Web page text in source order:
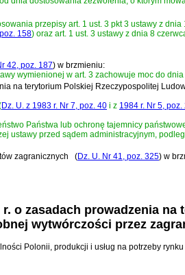
przepisy art. 1 ust. 3 pkt 3 ustawy z
158) oraz art. 1 ust. 3 ustawy z dnia 8
42, poz. 187) w brzmieniu:
wymienionej w art. 3 zachowuje moc do
na terytorium Polskiej Rzeczypospolitej
Dz. U. z 1983 r. Nr 7, poz. 40 i z 1984 r. Nr 5, poz.
Państwa lub ochronę tajemnicy
ustawy przed sądem administracyjnym,
zagranicznych (Dz. U. Nr 41, poz. 325) w
o zasadach prowadzenia
wytwórczości przez
Polonii, produkcji i usług na potrzeby